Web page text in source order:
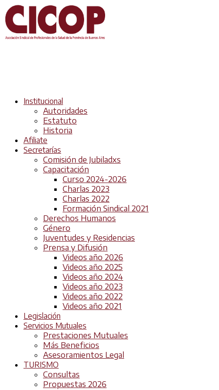
Institucional
Autoridades
Estatuto
Historia
Afiliate
Secretarías
Comisión de Jubiladxs
Capacitación
Curso 2024-2026
Charlas 2023
Charlas 2022
Formación Sindical 2021
Derechos Humanos
Género
Juventudes y Residencias
Prensa y Difusión
Videos año 2026
Videos año 2025
Videos año 2024
Videos año 2023
Videos año 2022
Videos año 2021
Legislación
Servicios Mutuales
Prestaciones Mutuales
Más Beneficios
Asesoramientos Legal
TURISMO
Consultas
Propuestas 2026